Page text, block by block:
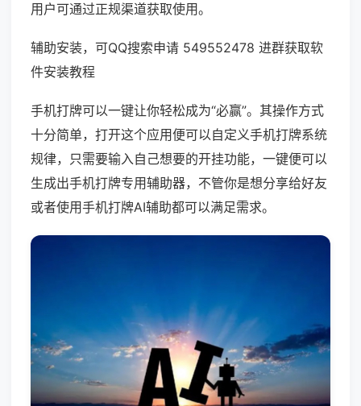
用户可通过正规渠道获取使用。
辅助安装，可QQ搜索申请 549552478 进群获取软
件安装教程
手机打牌可以一键让你轻松成为“必赢”。其操作方式
十分简单，打开这个应用便可以自定义手机打牌系统
规律，只需要输入自己想要的开挂功能，一键便可以
生成出手机打牌专用辅助器，不管你是想分享给好友
或者使用手机打牌AI辅助都可以满足需求。